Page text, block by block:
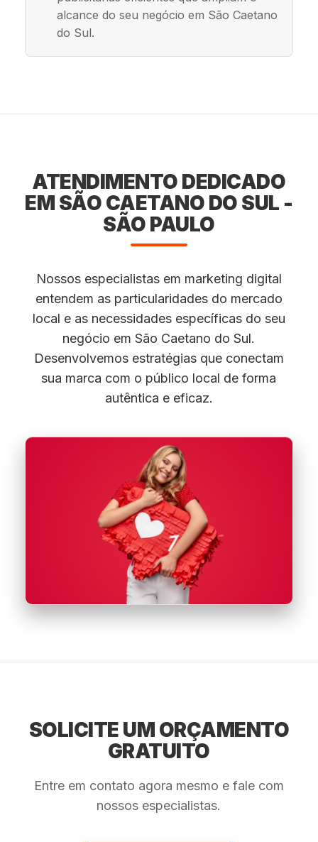
alcance do seu negócio em São Caetano
do Sul.
ATENDIMENTO DEDICADO
EM SÃO CAETANO DO SUL -
SÃO PAULO
Nossos especialistas em marketing digital
entendem as particularidades do mercado
local e as necessidades específicas do seu
negócio em São Caetano do Sul.
Desenvolvemos estratégias que conectam
sua marca com o público local de forma
autêntica e eficaz.
SOLICITE UM ORÇAMENTO
GRATUITO
Entre em contato agora mesmo e fale com
nossos especialistas.